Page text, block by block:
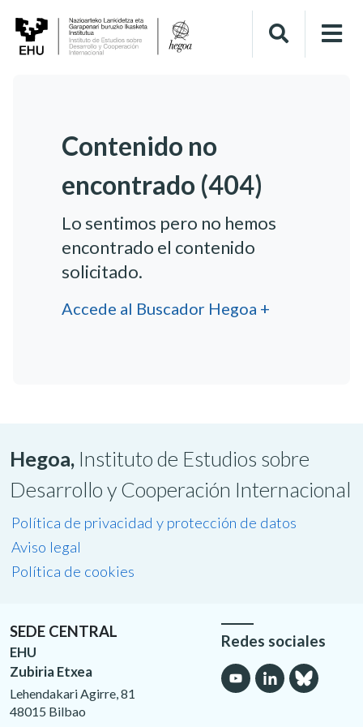
Contenido no
encontrado (404)
Lo sentimos pero no hemos
encontrado el contenido
solicitado.
Accede al Buscador Hegoa +
Hegoa, Instituto de Estudios sobre
Desarrollo y Cooperación Internacional
Política de privacidad y protección de datos
Aviso legal
Política de cookies
SEDE CENTRAL
EHU
Zubiria Etxea
Lehendakari Agirre, 81
48015 Bilbao
Redes sociales